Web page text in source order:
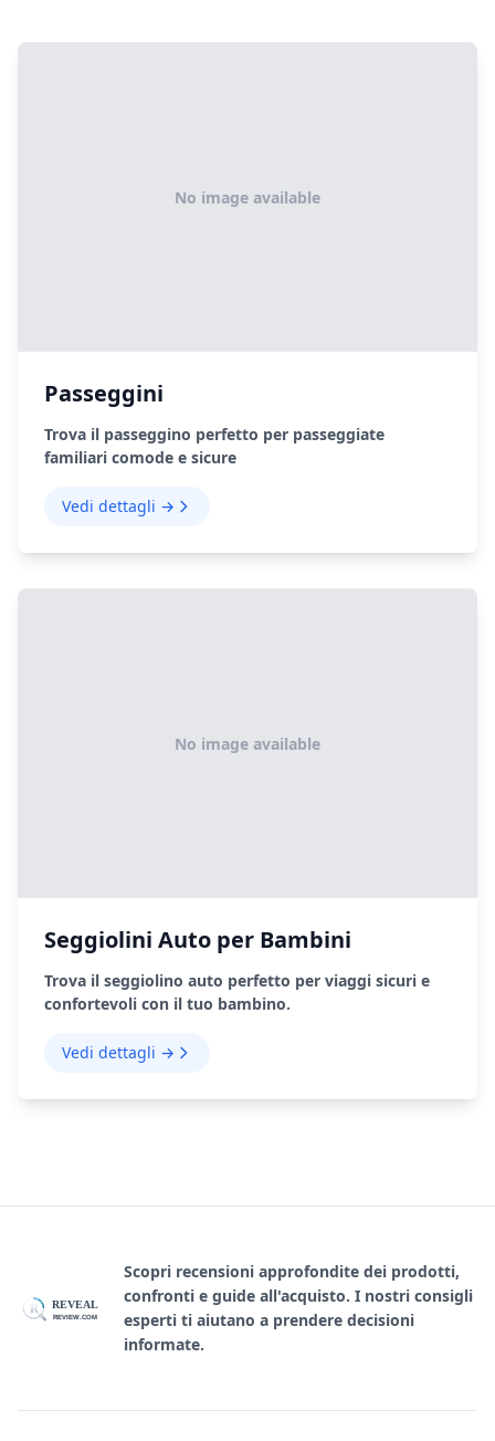
No image available
Passeggini
Trova il passeggino perfetto per passeggiate
familiari comode e sicure
Vedi dettagli →
No image available
Seggiolini Auto per Bambini
Trova il seggiolino auto perfetto per viaggi sicuri e
confortevoli con il tuo bambino.
Vedi dettagli →
R REVEAL
REVIEW.COM
Scopri recensioni approfondite dei prodotti,
confronti e guide all'acquisto. I nostri consigli
esperti ti aiutano a prendere decisioni
informate.